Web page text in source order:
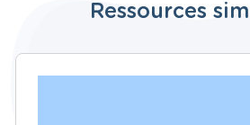
Ressources